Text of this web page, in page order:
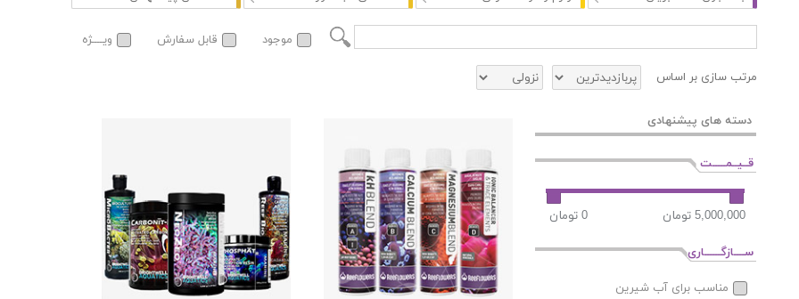
موجود قابل سفارش ویــــژه
مرتب سازی بر اساس
دسته های پیشنهادی
قــیــمـــــت
ســــازگــــــاری
مناسب برای آب شیرین